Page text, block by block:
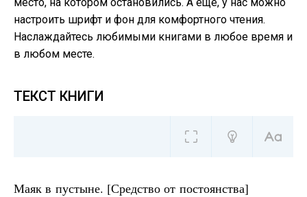
настроить шрифт и фон для комфортного чтения.
Наслаждайтесь любимыми книгами в любое время и
в любом месте.
ТЕКСТ КНИГИ
Маяк в пустыне. [Средство от постоянства]